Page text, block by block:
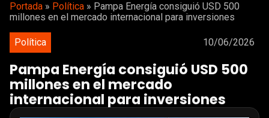
Portada » Política » Pampa Energía consiguió USD 500
millones en el mercado internacional para inversiones
Política 10/06/2026
Pampa Energía consiguió USD 500
millones en el mercado
internacional para inversiones